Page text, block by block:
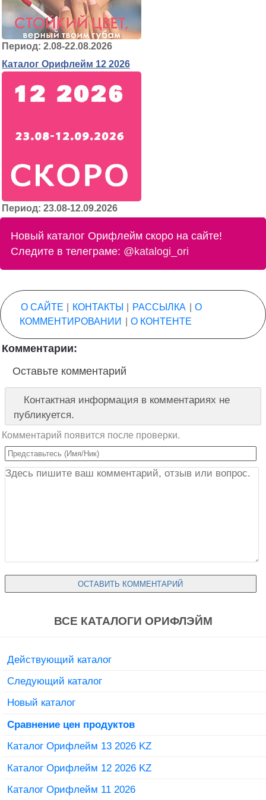
Период: 2.08-22.08.2026
Каталог Орифлейм 12 2026
Период: 23.08-12.09.2026
Новый каталог Орифлейм скоро на сайте!
Следите в телеграме: @katalogi_ori
О САЙТЕ КОНТАКТЫ РАССЫЛКА
О
КОММЕНТИРОВАНИИ
О КОНТЕНТЕ
Комментарии:
Оставьте комментарий
Контактная информация в комментариях не
публикуется.
Комментарий появится после проверки.
ВСЕ КАТАЛОГИ ОРИФЛЭЙМ
Действующий каталог
Следующий каталог
Новый каталог
Сравнение цен продуктов
Каталог Орифлейм 13 2026 KZ
Каталог Орифлейм 12 2026 KZ
Каталог Орифлейм 11 2026